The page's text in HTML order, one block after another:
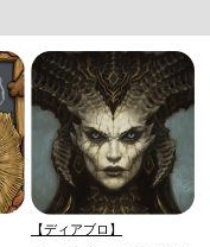
【ディアブロ】